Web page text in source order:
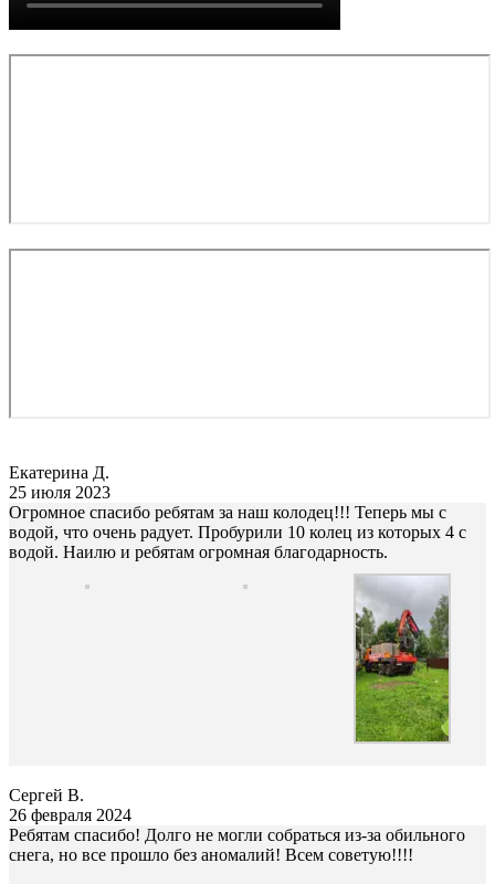
Екатерина Д.
25 июля 2023
Огромное спасибо ребятам за наш колодец!!! Теперь мы с
водой, что очень радует. Пробурили 10 колец из которых 4 с
водой. Наилю и ребятам огромная благодарность.
Сергей В.
26 февраля 2024
Ребятам спасибо! Долго не могли собраться из-за обильного
снега, но все прошло без аномалий! Всем советую!!!!